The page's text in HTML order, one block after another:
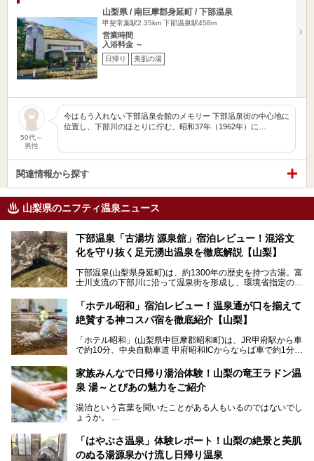
山梨県 / 南巨摩郡身延町 / 下部温泉
甲斐常葉駅2.35km 下部温泉駅458m
営業時間
入浴料金 ～
日帰り 美肌の湯
50代～
男性
今はもう入れない下部温泉会館のメモリー 下部温泉街の中心地に
位置し、下部川のほとりに佇む、昭和37年（1962年）に…
関連情報から探す
山梨県のニフティ温泉ニュース
下部温泉「古湯坊 源泉舘」宿泊レビュー！混浴文
化を守り抜く足元湧出温泉を徹底解説【山梨】
下部温泉(山梨県身延町)は、約1300年の歴史を持つ古湯。富
士川支流の下部川に沿って温泉街を形成し、環境省指定の国
中でも「古湯坊 源泉舘」は、戦国時代に武田信玄公も療養
したと伝えられる名湯の宿。最大の特徴は、令和の現代にお
いても混浴文化が守られ、老若男女の分け隔て一切無く温泉
向にありますが、「古湯坊 源泉舘」では本来あるべき混浴
の姿が保たれている点に注目すべきでしょう。
今回は足元湧出の混浴温泉である「かくし湯大岩風呂」をは
じめ、湯治棟である「別館神泉」を中心に「古湯坊 源泉
舘」の全貌を徹底紹介します。
「ホテル昭和」宿泊レビュー！温泉通が口を揃えて
絶賛する神コスパ宿を徹底紹介【山梨】
「ホテル昭和」(山梨県中巨摩郡昭和町)は、JR甲府駅から車
で約10分、中央自動車道 甲府昭和ICからならば車で約1分の
から、一人泊でも6,000円台から宿泊可能です。
しかし、最大の魅力は“温泉そのもの”でしょう。自家源泉を
統の単純温泉は、入浴すると実にサッパリ爽快。日帰り入浴
不可なこともあり、全国の温泉ファンがこの温泉を求めて
では循環濾過の沸かし湯が一般的ですが、ここは本物の極上
温泉。まさに価格破壊と言えるクオリティです。
家族みんなで日帰り湯治体験！山梨の竜王ラドン温
泉 湯～とぴあの魅力をご紹介
湯治という言葉を聞いたことがある人もいるのではないでし
ょうか。
なかなか体験できない、湯治体験が日帰りでできる温浴施設
が山梨にあります。
「はやぶさ温泉」体験レポート！山梨の絶景と美肌
のぬる湯源泉かけ流し日帰り温泉